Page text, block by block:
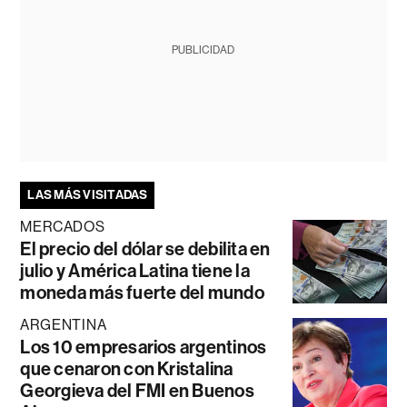
PUBLICIDAD
LAS MÁS VISITADAS
MERCADOS
El precio del dólar se debilita en
julio y América Latina tiene la
moneda más fuerte del mundo
ARGENTINA
Los 10 empresarios argentinos
que cenaron con Kristalina
Georgieva del FMI en Buenos